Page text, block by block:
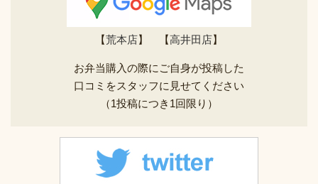
【荒本店】 【高井田店】
お弁当購入の際にご自身が投稿した
口コミをスタッフに見せてください
（1投稿につき1回限り）